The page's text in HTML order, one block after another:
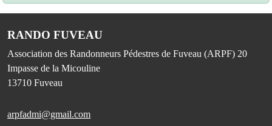
RANDO FUVEAU
Association des Randonneurs Pédestres de Fuveau (ARPF) 20
Impasse de la Micouline
13710 Fuveau
arpfadmi@gmail.com